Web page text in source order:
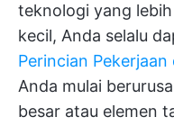
teknologi yang
kecil, Anda selalu
Perincian Pekerjaan
Anda mulai
besar atau elemen